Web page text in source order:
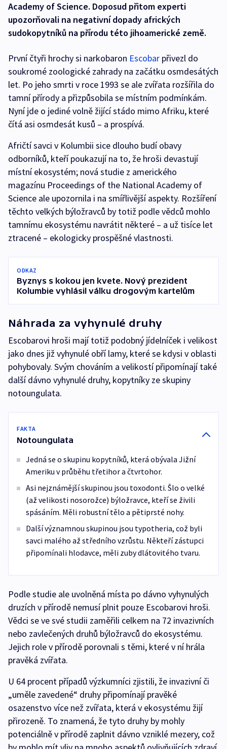
Academy of Science. Doposud přitom experti
upozorňovali na negativní dopady afrických
sudokopytníků na přírodu této jihoamerické země.
První čtyři hrochy si narkobaron Escobar přivezl do
soukromé zoologické zahrady na začátku osmdesátých
let. Po jeho smrti v roce 1993 se ale zvířata rozšířila do
tamní přírody a přizpůsobila se místním podmínkám.
Nyní jde o jediné volně žijící stádo mimo Afriku, které
čítá asi osmdesát kusů – a prospívá.
Afričtí savci v Kolumbii sice dlouho budí obavy
odborníků, kteří poukazují na to, že hroši devastují
místní ekosystém; nová studie z amerického
magazínu Proceedings of the National Academy of
Science ale upozornila i na smířlivější aspekty. Rozšíření
těchto velkých býložravců by totiž podle vědců mohlo
tamnímu ekosystému navrátit některé – a už tisíce let
ztracené – ekologicky prospěšné vlastnosti.
ODKAZ
Byznys s kokou jen kvete. Nový prezident
Kolumbie vyhlásil válku drogovým kartelům
Náhrada za vyhynulé druhy
Escobarovi hroši mají totiž podobný jídelníček i velikost
jako dnes již vyhynulé obří lamy, které se kdysi v oblasti
pohybovaly. Svým chováním a velikostí připomínají také
další dávno vyhynulé druhy, kopytníky ze skupiny
notoungulata.
FAKTA
Notoungulata
Jedná se o skupinu kopytníků, která obývala Jižní
Ameriku v průběhu třetihor a čtvrtohor.
Asi nejznámější skupinou jsou toxodonti. Šlo o velké
(až velikosti nosorožce) býložravce, kteří se živili
spásáním. Měli robustní tělo a pětiprsté nohy.
Další významnou skupinou jsou typotheria, což byli
savci malého až středního vzrůstu. Někteří zástupci
připomínali hlodavce, měli zuby dlátovitého tvaru.
Podle studie ale uvolněná místa po dávno vyhynulých
druzích v přírodě nemusí plnit pouze Escobarovi hroši.
Vědci se ve své studii zaměřili celkem na 72 invazivních
nebo zavlečených druhů býložravců do ekosystému.
Jejich role v přírodě porovnali s těmi, které v ní hrála
pravěká zvířata.
U 64 procent případů výzkumníci zjistili, že invazivní či
„uměle zavedené“ druhy připomínají pravěké
osazenstvo více než zvířata, která v ekosystému žijí
přirozeně. To znamená, že tyto druhy by mohly
potenciálně v přírodě zaplnit dávno vzniklé mezery, což